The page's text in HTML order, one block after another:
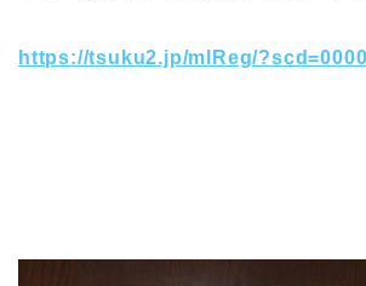
https://tsuku2.jp/mlReg/